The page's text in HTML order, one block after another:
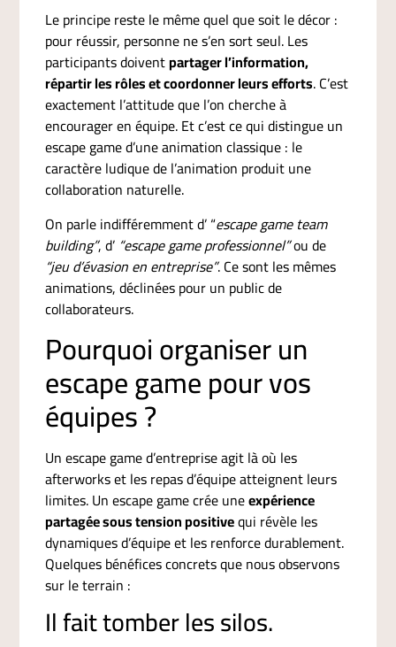
Le principe reste le même quel que soit le décor :
pour réussir, personne ne s’en sort seul. Les
participants doiventpartager l’information,
répartir les rôles et coordonner leurs efforts. C’est
exactement l’attitude que l’on cherche à
encourager en équipe. Et c’est ce qui distingue un
escape game d’une animation classique : le
caractère ludique de l’animation produit une
collaboration naturelle.
On parle indifféremment d’ “escape game team
building”, d’ “escape game professionnel”ou de
“jeu d’évasion en entreprise”. Ce sont les mêmes
animations, déclinées pour un public de
collaborateurs.
Pourquoi organiser un
escape game pour vos
équipes ?
Un escape game d’entreprise agit là où les
afterworks et les repas d’équipe atteignent leurs
limites. Un escape game crée uneexpérience
partagée sous tension positivequi révèle les
dynamiques d’équipe et les renforce durablement.
Quelques bénéfices concrets que nous observons
sur le terrain :
Il fait tomber les silos.